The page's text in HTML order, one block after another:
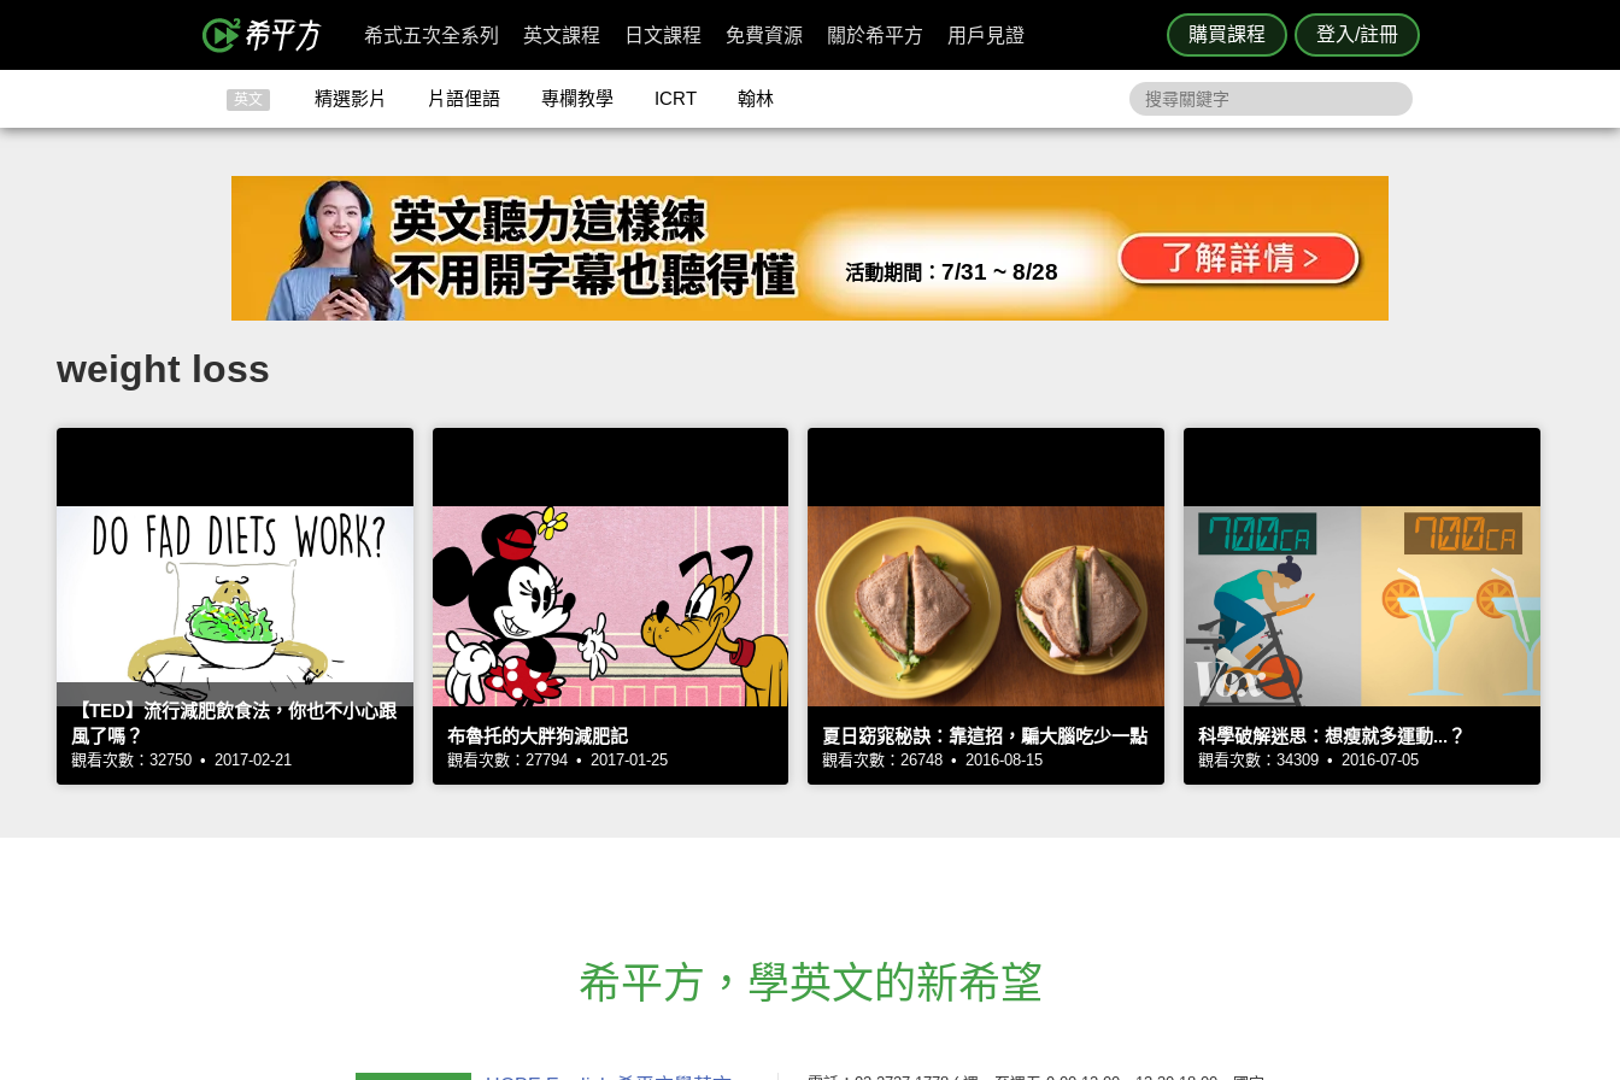
購買課程 登入/註冊
希式五次全系列 英文課程 日文課程 免費資源 關於希平方 用戶見證
英文 精選影片 片語俚語 專欄教學 ICRT 翰林
活動期間： 7/31 ~ 8/28
weight loss
【TED】流行減肥飲食法，你也不小心跟
風了嗎？
觀看次數：32750 • 2017-02-21
布魯托的大胖狗減肥記
觀看次數：27794 • 2017-01-25
夏日窈窕秘訣：靠這招，騙大腦吃少一點
觀看次數：26748 • 2016-08-15
科學破解迷思：想瘦就多運動...？
觀看次數：34309 • 2016-07-05
希平方 ， 學英文的新希望